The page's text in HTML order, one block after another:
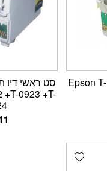
ראש דיו תואם אדום Epson T-
+T-0923 +T-
Add wishlist